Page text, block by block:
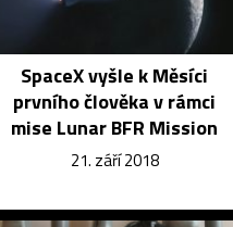
SpaceX vyšle k Měsíci
prvního člověka v rámci
mise Lunar BFR Mission
21. září 2018